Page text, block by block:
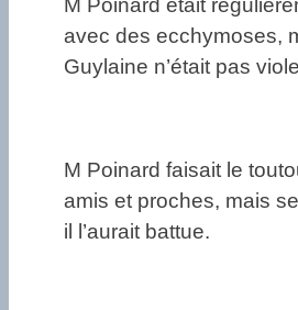
M Poinard était
avec des ecchymoses,
Guylaine n’était pas
M Poinard faisait le
amis et proches, mais
il l’aurait battue.